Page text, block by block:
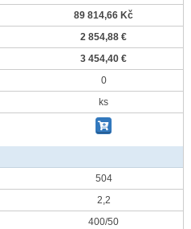
89 814,66 Kč
2 854,88 €
3 454,40 €
0
ks
504
2,2
400/50